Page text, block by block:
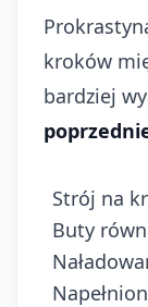
kroków
bardziej
Strój na
Buty